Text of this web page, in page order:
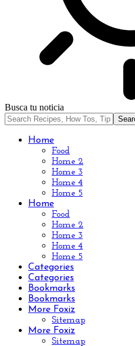
Busca tu noticia
Home
Food
Home 2
Home 3
Home 4
Home 5
Home
Food
Home 2
Home 3
Home 4
Home 5
Categories
Categories
Bookmarks
Bookmarks
More Foxiz
Sitemap
More Foxiz
Sitemap